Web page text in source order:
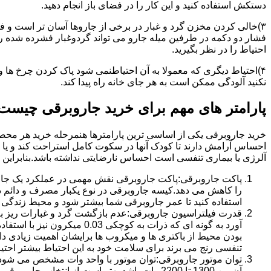
دستکش استفاده کنید و این کار را در فضای باز انجام دهید.
۳)خالی کردن مخزن گرد و غبار در برخی از جاروها آسان تر است و
فشار دو دکمه در طرفین میله جارو می تواند گردوغبار فشرده شده
احتیاط را در نظر بگیرید.
۴)احتیاط دیگری که معمولا به آن احتیاطنمی شود پاک کردن چرخ
نکنید آلودگی ممکن است به هر جای خانه راه پیدا کند.
پارامتر های مهم برای خرید جاروبرقی
خرید جاروبرقی یکی از اساسی ترین پارامترها هنمرحله خرید هر
احساس آرامش دارند تا کودک آنها در سکوت کامل استراحت کند و یا
آلرژی یا بیماری تنفسی است احساس نارضایتی نداشته
پاکت جاروبرقی:پاکت جاروبرقی نقش مهمی در عملکرد یک
را کاهش می دهد.کیسه جاروبرقی در نوع یکبار مصرف و
استفاده کنید تا عمر جاروبرقی شما بیشتر شود و محیط
قدرت فیلتراسیون جاروبرقی:عدم بازگشت گرد و غبارات ریز
آورد به گونه ای که ذرات
بودن محیط از باکتری ها و میکروب ها برایشان اهمیت زیادی
تنفسی رنج می برند برای سلامت خود به این احتیاط بیشتر
توان موتور جاروبرقی:توان موتور با واحد وات مشخص می